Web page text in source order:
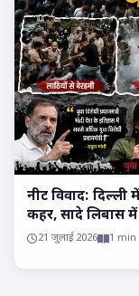
​नीट विवाद: दिल्ली
कहर, सादे लिबास
21 जुलाई 2026 1 min